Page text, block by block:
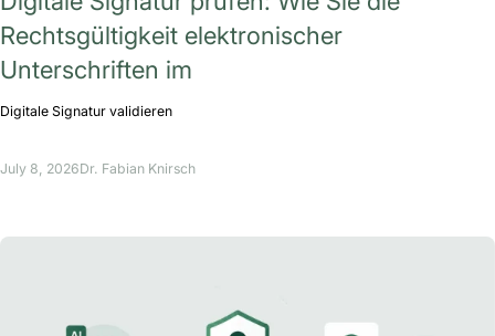
Rechtsgültigkeit elektronischer
Unterschriften im
Digitale Signatur validieren
July 8, 2026Dr. Fabian Knirsch